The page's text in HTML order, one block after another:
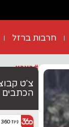
חרבות ברזל
#בארץ
צ'ט
הכתבים
ניוז 360